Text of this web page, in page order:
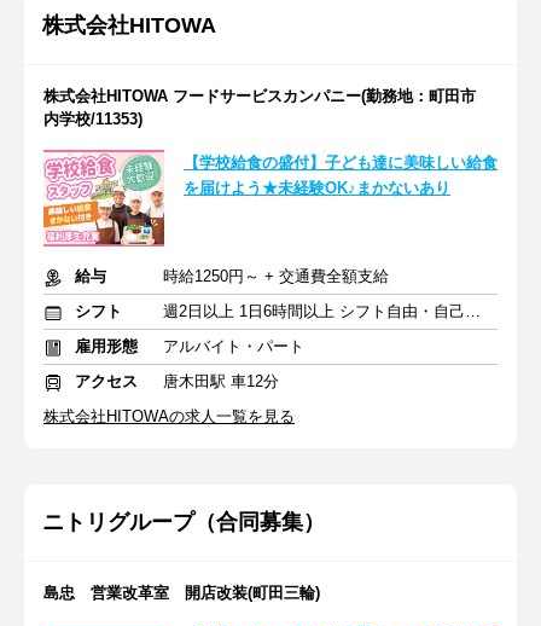
株式会社HITOWA
株式会社HITOWA フードサービスカンパニー(勤務地：町田市
内学校/11353)
【学校給食の盛付】子ども達に美味しい給食
を届けよう★未経験OK♪まかないあり
給与
時給1250円～ + 交通費全額支給
シフト
週2日以上 1日6時間以上 シフト自由・自己申告
雇用形態
アルバイト・パート
アクセス
唐木田駅 車12分
株式会社HITOWAの求人一覧を見る
ニトリグループ（合同募集）
島忠 営業改革室 開店改装(町田三輪)